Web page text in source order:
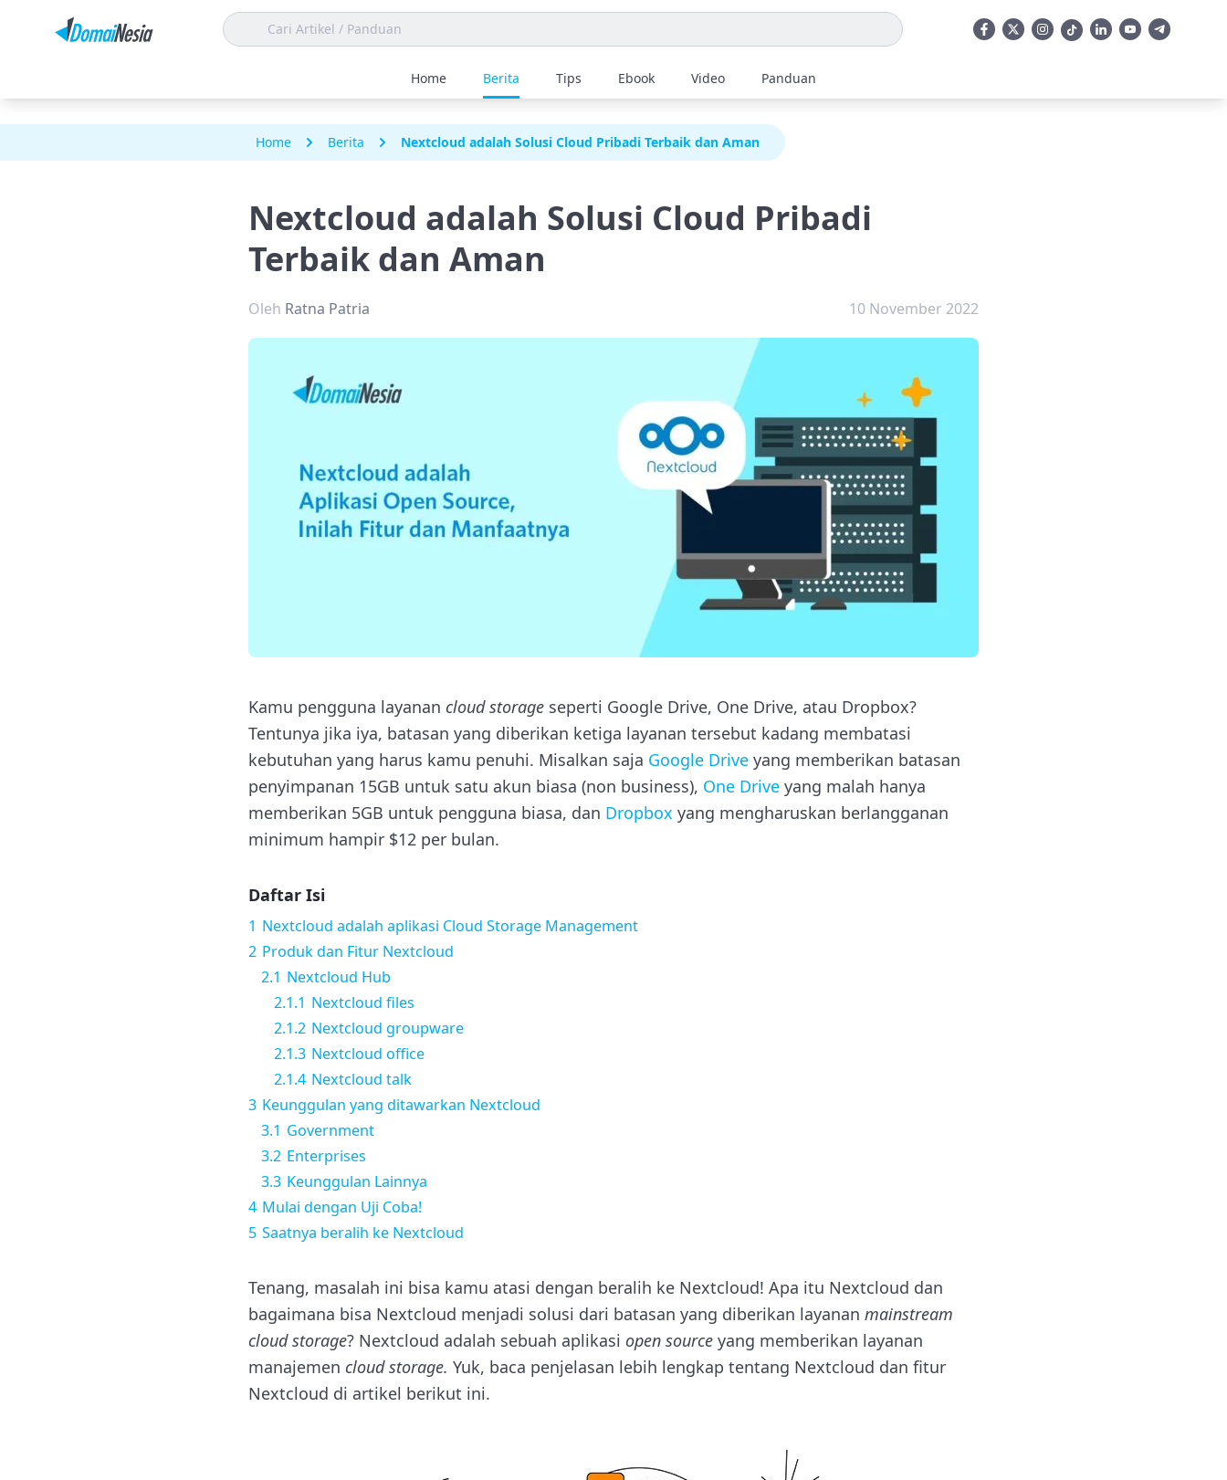
Home Berita Tips Ebook Video Panduan
Home Berita Nextcloud adalah Solusi Cloud Pribadi Terbaik dan Aman
Nextcloud adalah Solusi Cloud Pribadi
Terbaik dan Aman
Oleh Ratna Patria 10 November 2022
Kamu pengguna layanan cloud storage seperti Google Drive, One Drive, atau Dropbox?
Tentunya jika iya, batasan yang diberikan ketiga layanan tersebut kadang membatasi
kebutuhan yang harus kamu penuhi. Misalkan saja Google Drive yang memberikan batasan
penyimpanan 15GB untuk satu akun biasa (non business), One Drive yang malah hanya
memberikan 5GB untuk pengguna biasa, dan Dropbox yang mengharuskan berlangganan
minimum hampir $12 per bulan.
Daftar Isi
1 Nextcloud adalah aplikasi Cloud Storage Management
2 Produk dan Fitur Nextcloud
2.1 Nextcloud Hub
2.1.1 Nextcloud files
2.1.2 Nextcloud groupware
2.1.3 Nextcloud office
2.1.4 Nextcloud talk
3 Keunggulan yang ditawarkan Nextcloud
3.1 Government
3.2 Enterprises
3.3 Keunggulan Lainnya
4 Mulai dengan Uji Coba!
5 Saatnya beralih ke Nextcloud
Tenang, masalah ini bisa kamu atasi dengan beralih ke Nextcloud! Apa itu Nextcloud dan
bagaimana bisa Nextcloud menjadi solusi dari batasan yang diberikan layanan mainstream
cloud storage? Nextcloud adalah sebuah aplikasi open source yang memberikan layanan
manajemen cloud storage. Yuk, baca penjelasan lebih lengkap tentang Nextcloud dan fitur
Nextcloud di artikel berikut ini.